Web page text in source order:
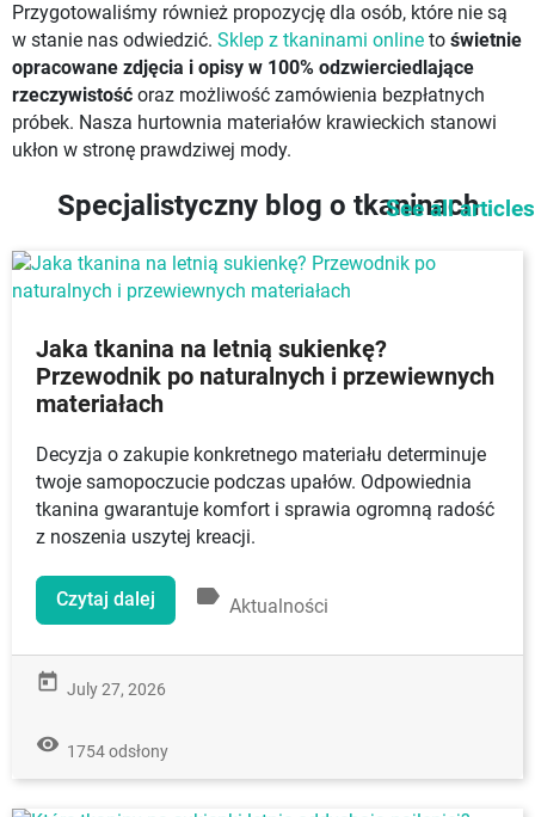
Przygotowaliśmy również propozycję dla osób, które nie są
w stanie nas odwiedzić. Sklep z tkaninami online to świetnie
opracowane zdjęcia i opisy w 100% odzwierciedlające
rzeczywistość oraz możliwość zamówienia bezpłatnych
próbek. Nasza hurtownia materiałów krawieckich stanowi
ukłon w stronę prawdziwej mody.
Specjalistyczny blog o tkaninach
See all articles
Jaka tkanina na letnią sukienkę?
Przewodnik po naturalnych i przewiewnych
materiałach
Decyzja o zakupie konkretnego materiału determinuje
twoje samopoczucie podczas upałów. Odpowiednia
tkanina gwarantuje komfort i sprawia ogromną radość
z noszenia uszytej kreacji.
Czytaj dalej label Aktualności
today July 27, 2026
remove_red_eye 1754 odsłony